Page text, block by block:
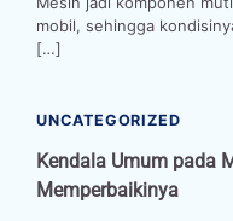
mobil, sehingga
[…]
UNCATEGORIZED
Kendala Umum pada
Memperbaikinya